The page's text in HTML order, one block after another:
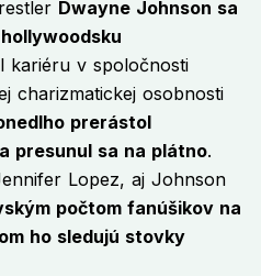
Dwayne Johnson sa
kariéru v spoločnosti
charizmatickej osobnosti
prerástol
presunul sa na plátno.
Lopez, aj Johnson
počtom fanúšikov na
ho sledujú stovky